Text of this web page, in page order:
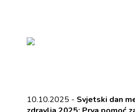
10.10.2025 - Svjetski dan